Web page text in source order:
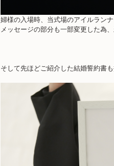
婦様の入場時、当式場のアイルラン
メッセージの部分も一部変更した為
そして先ほどご紹介した結婚誓約書